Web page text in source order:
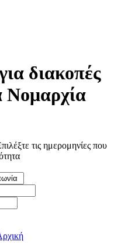
διακοπές
Νομαρχία
τις ημερομηνίες που